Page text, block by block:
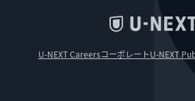
U-NEXT CareersコーポレートU-NEXT